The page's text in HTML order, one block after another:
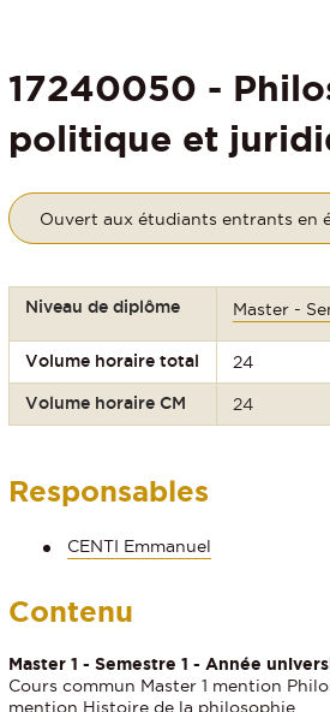
17240050 -
politique et
Ouvert aux étudiants entrants en
Niveau de diplôme Master -
Volume horaire total 24
Volume horaire CM 24
Responsables
CENTI Emmanuel
Contenu
Master 1 - Semestre 1 - Année
Cours commun Master 1 mention
mention Histoire de la philosophie